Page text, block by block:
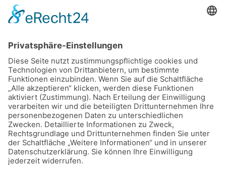
Fahrtroute berechnen
Fahrtroute berechnen
Zurück